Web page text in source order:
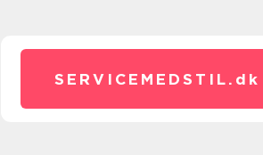
SERVICEMEDSTIL. dk